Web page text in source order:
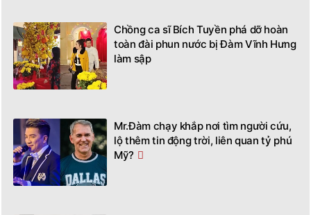
Chồng ca sĩ Bích Tuyền phá dỡ hoàn
toàn đài phun nước bị Đàm Vĩnh Hưng
làm sập
Mr.Đàm chạy khắp nơi tìm người cứu,
lộ thêm tin động trời, liên quan tỷ phú
Mỹ?